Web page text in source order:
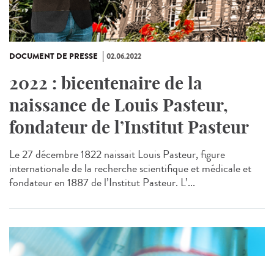
DOCUMENT DE PRESSE 02.06.2022
2022 : bicentenaire de la
naissance de Louis Pasteur,
fondateur de l’Institut Pasteur
Le 27 décembre 1822 naissait Louis Pasteur, figure
internationale de la recherche scientifique et médicale et
fondateur en 1887 de l’Institut Pasteur. L’...